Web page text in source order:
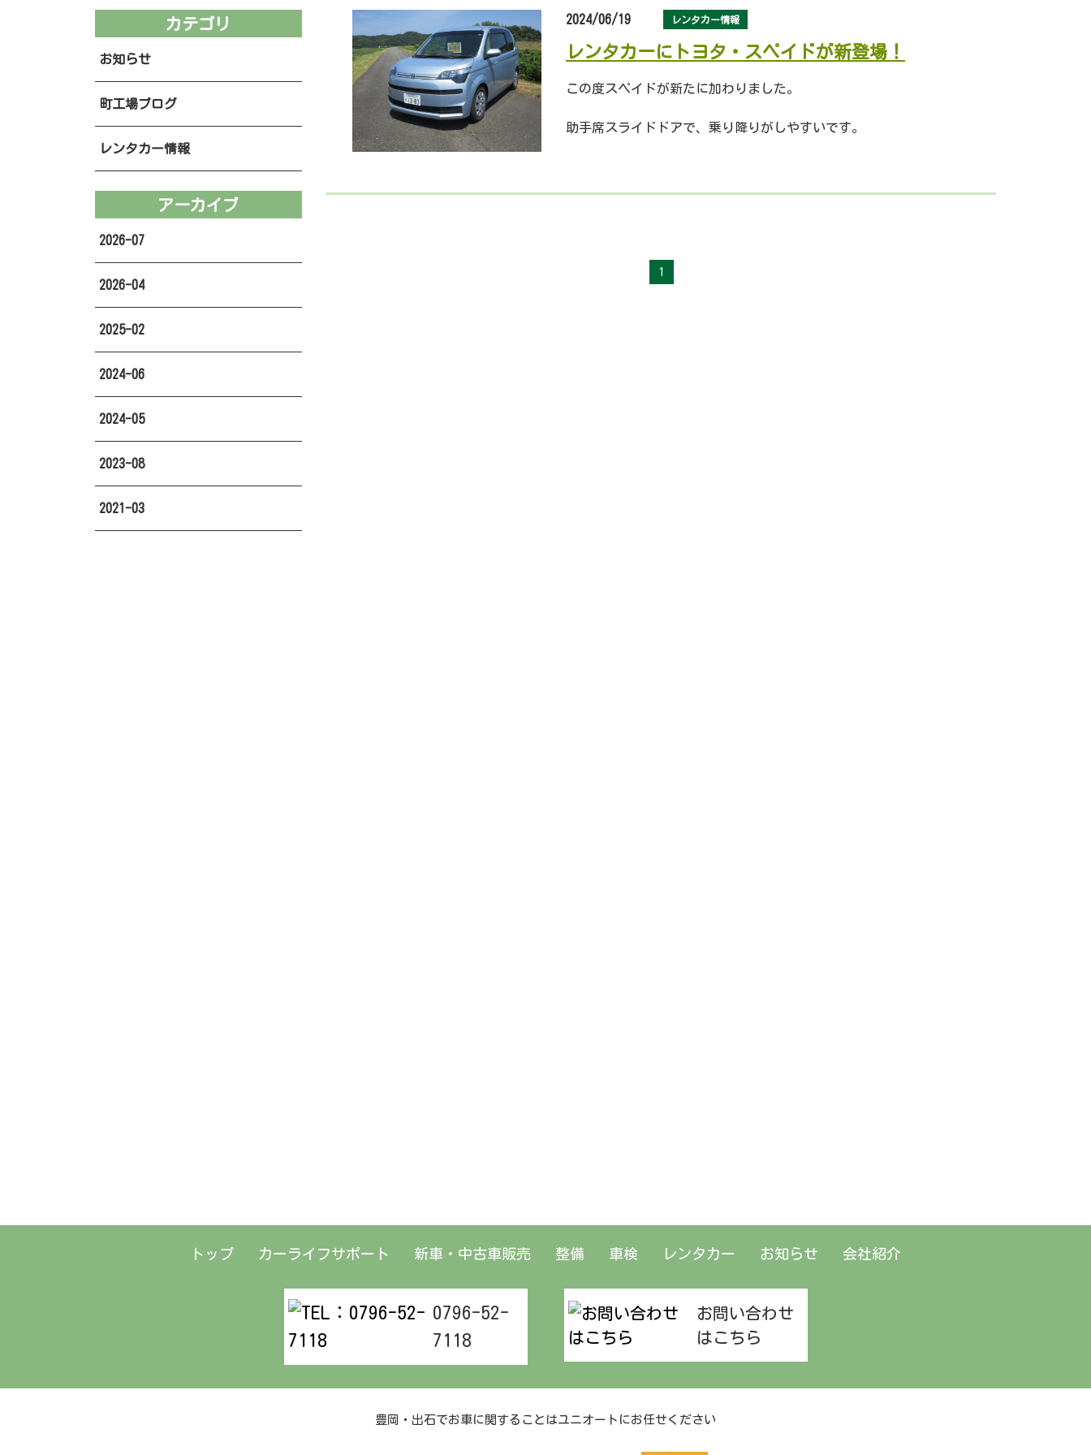
2024/06/19 レンタカー情報
レンタカーにトヨタ・スペイドが新登場！
この度スペイドが新たに加わりました。
助手席スライドドアで、乗り降りがしやすいです。
1
カテゴリ
お知らせ
町工場ブログ
レンタカー情報
アーカイブ
2026-07
2026-04
2025-02
2024-06
2024-05
2023-08
2021-03
トップ カーライフサポート 新車・中古車販売 整備 車検 レンタカー お知らせ 会社紹介
0796-52-
7118
お問い合わせ
はこちら
豊岡・出石でお車に関することはユニオートにお任せください